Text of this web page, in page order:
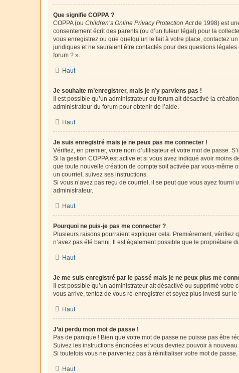
Que signifie COPPA ?
COPPA (ou Children’s Online Privacy Protection Actde 1998) est
consentement écrit des parents (ou d’un tuteur légal) pour la
vous enregistrez ou que quelqu’un le fait à votre place, contactez
juridiques et ne sauraient être contactés pour des questions
forum ? ».
Haut
Je souhaite m’enregistrer, mais je n’y parviens pas !
Il est possible qu’un administrateur du forum ait désactivé la
administrateur du forum pour obtenir de l’aide.
Haut
Je suis enregistré mais je ne peux pas me connecter !
Vérifiez, en premier, votre nom d’utilisateur et votre mot de passe.
Si la gestion COPPA est active et si vous avez indiqué avoir moins
que toute nouvelle création de compte soit activée par vous-même
un courriel, suivez ses instructions.
Si vous n’avez pas reçu de courriel, il se peut que vous ayez
administrateur.
Haut
Pourquoi ne puis-je pas me connecter ?
Plusieurs raisons pourraient expliquer cela. Premièrement, vérifiez
n’avez pas été banni. Il est également possible que le propriétaire
Haut
Je me suis enregistré par le passé mais je ne peux plus me
Il est possible qu’un administrateur ait désactivé ou supprimé
vous arrive, tentez de vous ré-enregistrer et soyez plus investi sur le
Haut
J’ai perdu mon mot de passe !
Pas de panique ! Bien que votre mot de passe ne puisse pas être
Suivez les instructions énoncées et vous devriez pouvoir à nouveau
Si toutefois vous ne parveniez pas à réinitialiser votre mot de
Haut